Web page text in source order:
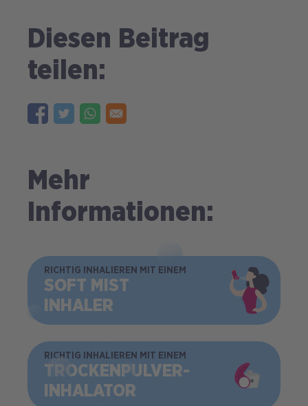
Diesen Beitrag
teilen:
Mehr
Informationen:
BILD
RICHTIG INHALIEREN MIT EINEM
SOFT MIST
INHALER
BILD
RICHTIG INHALIEREN MIT EINEM
TROCKEN­PULVER­
INHALATOR